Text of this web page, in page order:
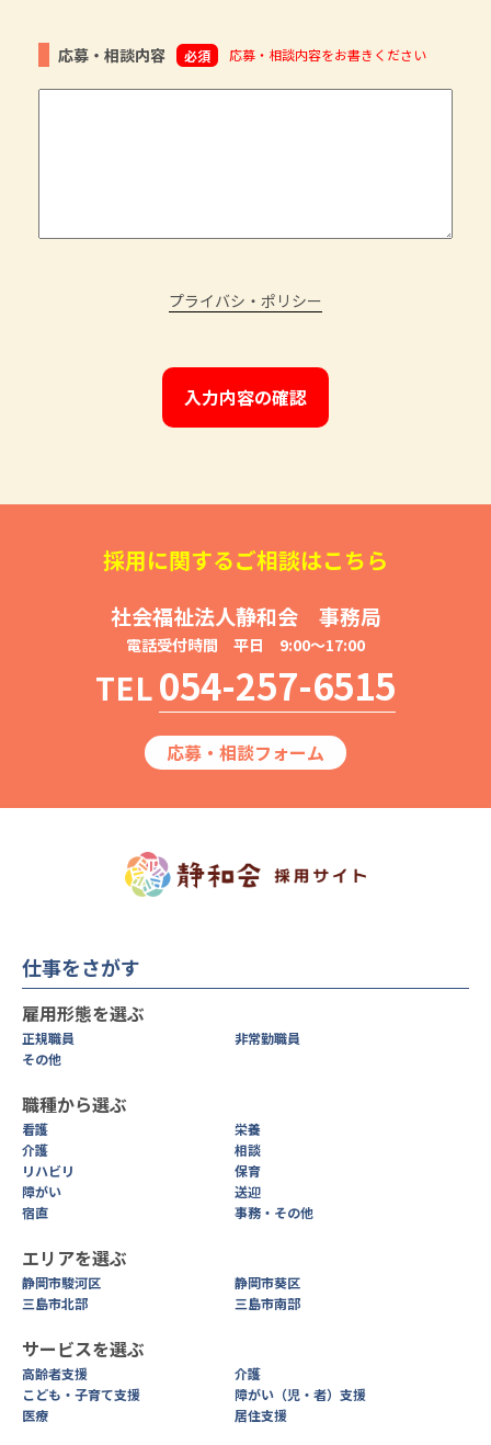
応募・相談内容 必須 応募・相談内容をお書きください
プライバシ・ポリシー
採用に関するご相談はこちら
社会福祉法人静和会 事務局
電話受付時間 平日 9:00～17:00
TEL054-257-6515
応募・相談フォーム
仕事をさがす
雇用形態を選ぶ
正規職員
非常勤職員
その他
職種から選ぶ
看護
栄養
介護
相談
リハビリ
保育
障がい
送迎
宿直
事務・その他
エリアを選ぶ
静岡市駿河区
静岡市葵区
三島市北部
三島市南部
サービスを選ぶ
高齢者支援
介護
こども・子育て支援
障がい（児・者）支援
医療
居住支援